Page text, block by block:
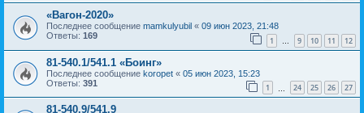
«Вагон-2020»
Последнее сообщение mamkulyubil « 09 июн 2023, 21:48
Ответы: 169 1 … 9 10 11 12
81-540.1/541.1 «Боинг»
Последнее сообщение koropet « 05 июн 2023, 15:23
Ответы: 391 1 24 25 26 27
81-540.9/541.9